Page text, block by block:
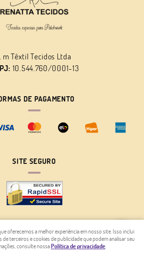
m Têxtil Tecidos Ltda
10.544.760/0001-13
DE PAGAMENTO
SITE SEGURO
POR
oferecemos a melhor experiência em nosso site. Isso inclui
de terceiros e cookies de publicidade que podem analisar seu
consulte nossaPolítica de privacidade.